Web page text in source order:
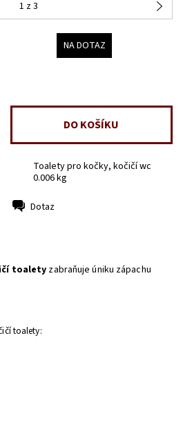
1 z 3
NA DOTAZ
Toalety pro kočky, kočičí wc
0.006 kg
Dotaz
toalety zabraňuje úniku zápachu
toalety: